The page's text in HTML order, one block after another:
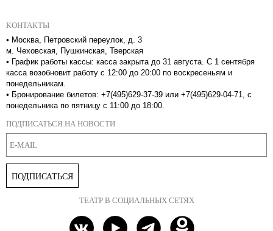
КОНТАКТЫ
• Москва, Петровский переулок, д. 3
м. Чеховская, Пушкинская, Тверская
• График работы кассы: касса закрыта до 31 августа. С 1 сентября
касса возобновит работу с 12:00 до 20:00 по воскресеньям и
понедельникам.
• Бронирование билетов: +7(495)629-37-39 или +7(495)629-04-71, с
понедельника по пятницу с 11:00 до 18:00.
ПОДПИСАТЬСЯ НА НОВОСТИ
ПОДПИСАТЬСЯ
ТЕАТР В СОЦИАЛЬНЫХ СЕТЯХ